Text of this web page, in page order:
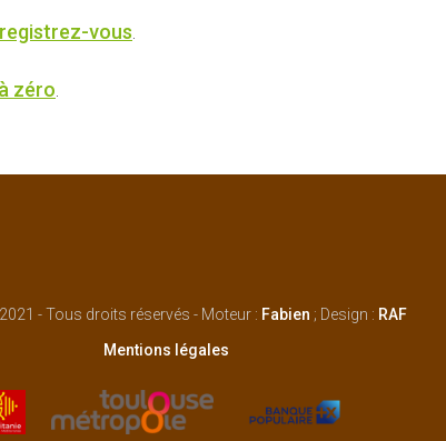
vous
zéro
- Tous droits réservés - Moteur : Fabien ; Design : RAF
Mentions légales